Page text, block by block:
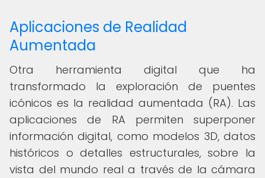
Aplicaciones de Realidad
Aumentada
Otra herramienta digital que ha
transformado la exploración de puentes
icónicos es la realidad aumentada (RA). Las
aplicaciones de RA permiten superponer
información digital, como modelos 3D, datos
históricos o detalles estructurales, sobre la
vista del mundo real a través de la cámara